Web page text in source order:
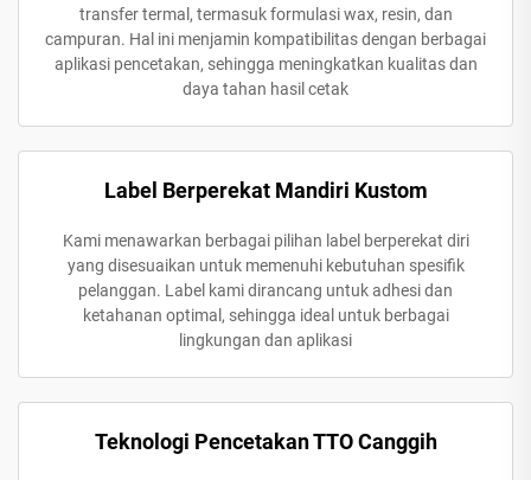
transfer termal, termasuk formulasi wax, resin, dan
campuran. Hal ini menjamin kompatibilitas dengan berbagai
aplikasi pencetakan, sehingga meningkatkan kualitas dan
daya tahan hasil cetak
Label Berperekat Mandiri Kustom
Kami menawarkan berbagai pilihan label berperekat diri
yang disesuaikan untuk memenuhi kebutuhan spesifik
pelanggan. Label kami dirancang untuk adhesi dan
ketahanan optimal, sehingga ideal untuk berbagai
lingkungan dan aplikasi
Teknologi Pencetakan TTO Canggih